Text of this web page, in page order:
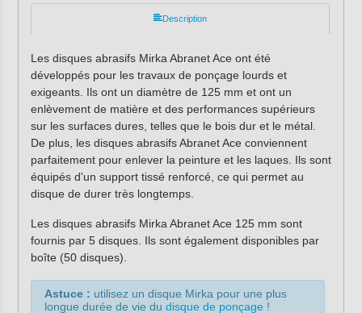
Description
Les disques abrasifs Mirka Abranet Ace ont été
développés pour les travaux de ponçage lourds et
exigeants. Ils ont un diamètre de 125 mm et ont un
enlèvement de matière et des performances supérieurs
sur les surfaces dures, telles que le bois dur et le métal.
De plus, les disques abrasifs Abranet Ace conviennent
parfaitement pour enlever la peinture et les laques. Ilssont
équipés d'un support tissé renforcé, ce qui permet au
disque de durer très longtemps.
Les disques abrasifs Mirka Abranet Ace 125 mm sont
fournis par 5 disques. Ils sont également disponibles par
boîte (50 disques).
Astuce : utilisez un disque Mirka pour une plus
longue durée de vie du disque de ponçage!